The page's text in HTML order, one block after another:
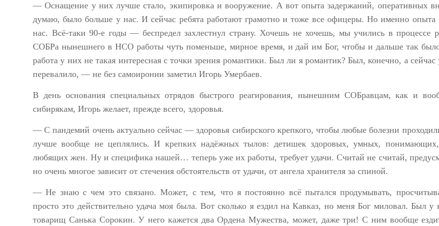
— Оснащение у них лучше стало, экипировка и вооружение. А вот опыта задержаний, оперативных
думаю, было больше у нас. И сейчас ребята работают грамотно и тоже все офицеры. Но именно опыта
нас. Всё-таки 90-е годы — беспредел захлестнул страну. Хочешь не хочешь, мы учились в процессе
СОБРа нынешнего в НСО работы чуть поменьше, мирное время, и дай им Бог, чтобы и дальше так
работа у них не такая интересная с точки зрения романтики. Был ли я романтик? Был, конечно, а сейчас
перевалило, — не без самоиронии заметил Игорь Умербаев.
В день основания специальных отрядов быстрого реагирования, нынешним СОБравцам, как и
сибирякам, Игорь желает, прежде всего, здоровья.
— С пандемий очень актуально сейчас — здоровья сибирского крепкого, чтобы любые болезни
лучше вообще не цеплялись. И крепких надёжных тылов: детишек здоровых, умных,
любящих жен. Ну и специфика нашей… теперь уже их работы, требует удачи. Считай не считай,
но очень многое зависит от стечения обстоятельств от удачи, от ангела хранителя за спиной.
— Не знаю с чем это связано. Может, с тем, что я постоянно всё пытался продумывать,
просто это действительно удача моя была. Вот сколько я ездил на Кавказ, но меня Бог миловал. Был у
товарищ Санька Сорокин. У него кажется два Ордена Мужества, может, даже три! С ним вообще